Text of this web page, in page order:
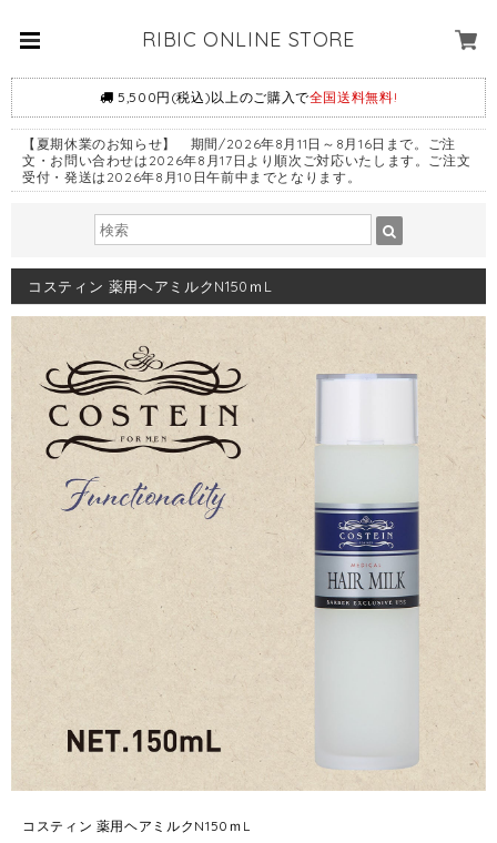
RIBIC ONLINE STORE
5,500円(税込)以上のご購入で全国送料無料!
【夏期休業のお知らせ】 期間/2026年8月11日～8月16日まで。ご注
文・お問い合わせは2026年8月17日より順次ご対応いたします。ご注文
受付・発送は2026年8月10日午前中までとなります。
コスティン 薬用ヘアミルクN150ｍL
コスティン 薬用ヘアミルクN150ｍL